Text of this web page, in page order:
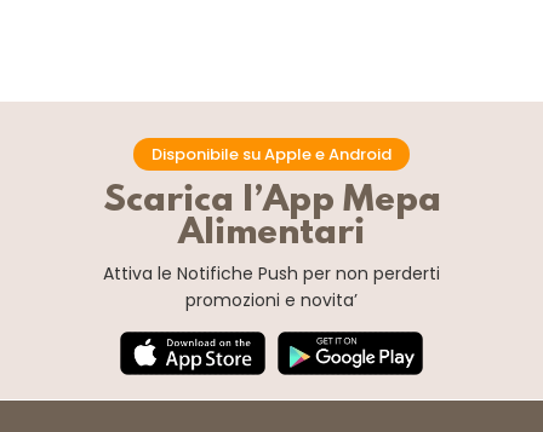
Disponibile su Apple e Android
Scarica l’App Mepa
Alimentari
Attiva le Notifiche Push per non perderti
promozioni e novita’